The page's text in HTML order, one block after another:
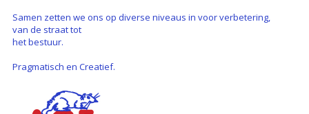
Samen zetten we ons op diverse niveaus in voor verbetering,
van de straat tot
het bestuur.
Pragmatisch en Creatief.